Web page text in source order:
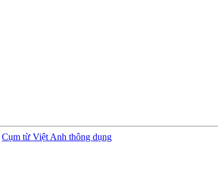
Cụm từ Việt Anh thông dụng